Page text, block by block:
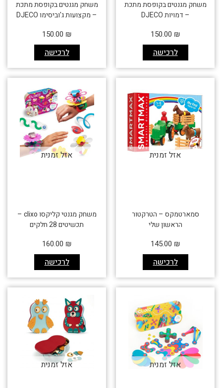
משחק מגנטים בקופסת מתכת
– דמויות DJECO
לרכישה
150.00 ₪
משחק מגנטים בקופסת מתכת
– מקצועות ג'וביסימו DJECO
לרכישה
150.00 ₪
אזל זמנית
סמארטמקס – הטרקטור
הראשון שלי
לרכישה
145.00 ₪
אזל זמנית
משחק מגנטי קליקסו clixo –
תכשיטים 28 חלקים
לרכישה
160.00 ₪
אזל זמנית אזל זמנית